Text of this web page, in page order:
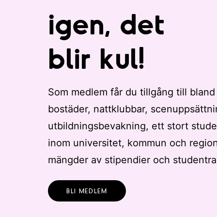
igen, det
blir kul!
Som medlem får du tillgång till
bostäder, nattklubbar,
utbildningsbevakning, ett stort
inom universitet, kommun och
mängder av stipendier och
BLI MEDLEM